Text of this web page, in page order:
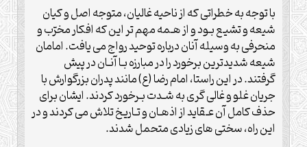
با توجه به خطراتی که از ناحیه غالیان، متوجه اصل و کیان
شیعه و تشیع بـود و از هـمه مهم تر این که افکار مخرّب و
منحرفی به وسیله آنان درباره توحید رواج می یافت. امامان
شیعه شدیدترین برخورد را در مبارزه بـا آنـان در پیش
گرفتند. در این راستا، امام رضا (ع) مانند پدران بزرگوارش با
جریان غلو و غالی گری به شـدت بـرخورد کردند. ایشان برای
حذف کامل آن عـقاید از اذهـان و تـاریخ تلاش می کردند و در
این راه، سختی های زیادی متحمل شدند.